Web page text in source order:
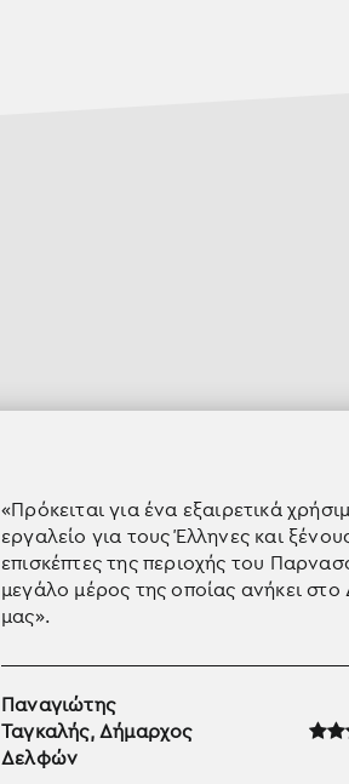
«Πρόκειται για ένα εξαιρετικά
εργαλείο για τους Έλληνες και
επισκέπτες της περιοχής του
μεγάλο μέρος της οποίας ανήκει
μας».
Παναγιώτης
Ταγκαλής, Δήμαρχος
Δελφών